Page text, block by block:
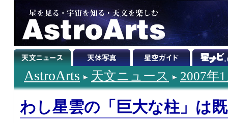
AstroArts 天文ニュース 2007年
わし星雲の「巨大な柱」は